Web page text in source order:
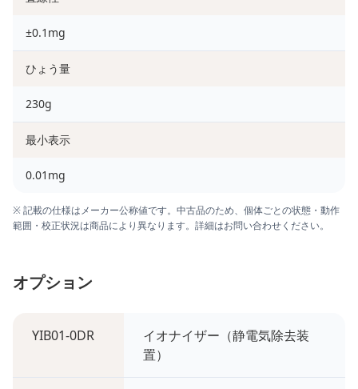
±0.1mg
ひょう量
230g
最小表示
0.01mg
※ 記載の仕様はメーカー公称値です。中古品のため、個体ごとの状態・動作
範囲・校正状況は商品により異なります。詳細はお問い合わせください。
オプション
YIB01-0DR
イオナイザー（静電気除去装
置）